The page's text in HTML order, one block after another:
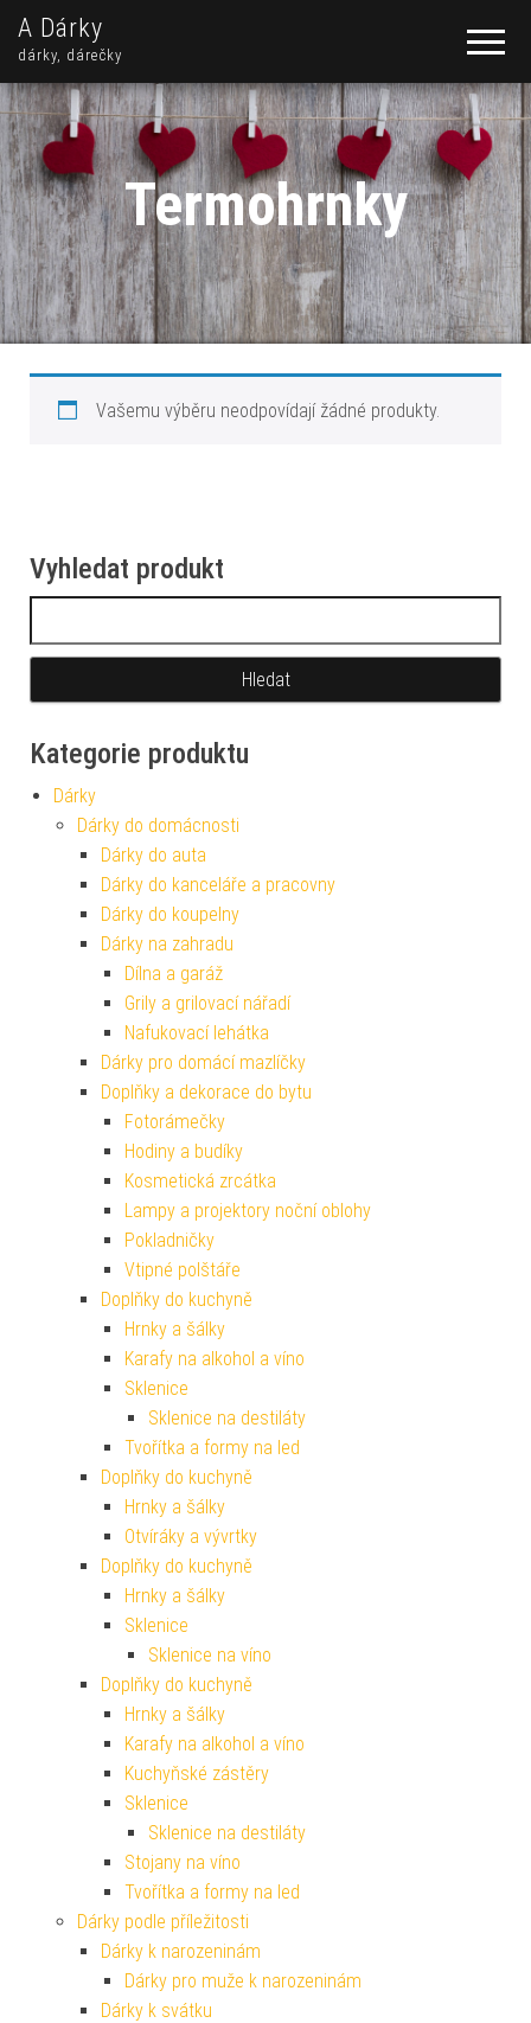
A Dárky
dárky, dárečky
Termohrnky
Vašemu výběru neodpovídají žádné produkty.
Vyhledat produkt
Kategorie produktu
Dárky
Dárky do domácnosti
Dárky do auta
Dárky do kanceláře a pracovny
Dárky do koupelny
Dárky na zahradu
Dílna a garáž
Grily a grilovací nářadí
Nafukovací lehátka
Dárky pro domácí mazlíčky
Doplňky a dekorace do bytu
Fotorámečky
Hodiny a budíky
Kosmetická zrcátka
Lampy a projektory noční oblohy
Pokladničky
Vtipné polštáře
Doplňky do kuchyně
Hrnky a šálky
Karafy na alkohol a víno
Sklenice
Sklenice na destiláty
Tvořítka a formy na led
Doplňky do kuchyně
Hrnky a šálky
Otvíráky a vývrtky
Doplňky do kuchyně
Hrnky a šálky
Sklenice
Sklenice na víno
Doplňky do kuchyně
Hrnky a šálky
Karafy na alkohol a víno
Kuchyňské zástěry
Sklenice
Sklenice na destiláty
Stojany na víno
Tvořítka a formy na led
Dárky podle příležitosti
Dárky k narozeninám
Dárky pro muže k narozeninám
Dárky k svátku